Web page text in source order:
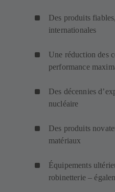
Des produits
internationales
Une réduction des
performance
Des décennies
nucléaire
Des produits
matériaux
Équipements
robinetterie –